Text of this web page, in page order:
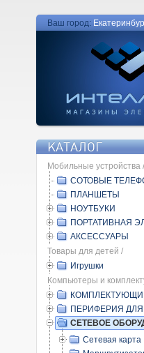
Ваш город:
КАТАЛОГ
Мобильные устройства /
СОТОВЫЕ
ПЛАНШЕТЫ
НОУТБУКИ
ПОРТАТИВНАЯ
АКСЕССУАРЫ
Товары для детей /
Игрушки
Компьютеры и
ПЕРИФЕРИЯ ДЛЯ
СЕТЕВОЕ
Сетевая карта